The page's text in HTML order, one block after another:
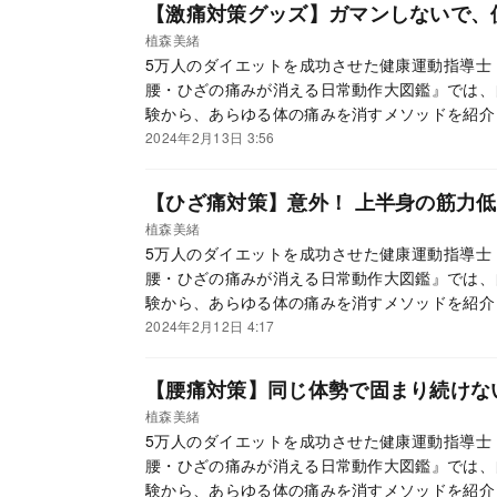
【激痛対策グッズ】ガマンしないで
植森美緒
5万人のダイエットを成功させた健康運動指導
腰・ひざの痛みが消える日常動作大図鑑』では
験から、あらゆる体の痛みを消すメソッドを紹
ない動作を身につければ、いま痛い部分の痛み
2024年2月13日 3:56
【ひざ痛対策】意外！ 上半身の筋力
植森美緒
5万人のダイエットを成功させた健康運動指導
腰・ひざの痛みが消える日常動作大図鑑』では
験から、あらゆる体の痛みを消すメソッドを紹
ない動作を身につければ、いま痛い部分の痛み
2024年2月12日 4:17
【腰痛対策】同じ体勢で固まり続け
植森美緒
5万人のダイエットを成功させた健康運動指導
腰・ひざの痛みが消える日常動作大図鑑』では
験から、あらゆる体の痛みを消すメソッドを紹